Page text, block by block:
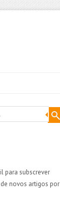
para subscrever
novos artigos por